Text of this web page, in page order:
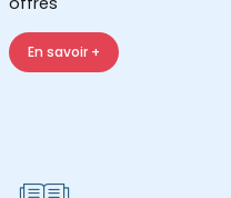
En savoir +